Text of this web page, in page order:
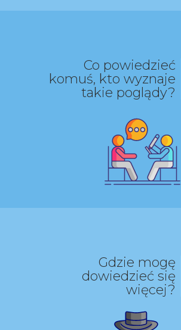
Co powiedzieć
komuś, kto wyznaje
takie poglądy?
Gdzie mogę
dowiedzieć się
więcej?